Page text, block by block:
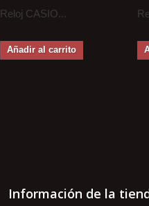
Reloj CASIO...
Añadir al carrito
Información de la